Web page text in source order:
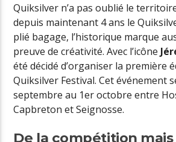
Quiksilver n’a pas oublié le
depuis maintenant 4 ans le
plié bagage, l’historique marque
preuve de créativité. Avec l’icône
été décidé d’organiser la première
Quiksilver Festival. Cet événement
septembre au 1er octobre entre
Capbreton et Seignosse.
De la compétition mais